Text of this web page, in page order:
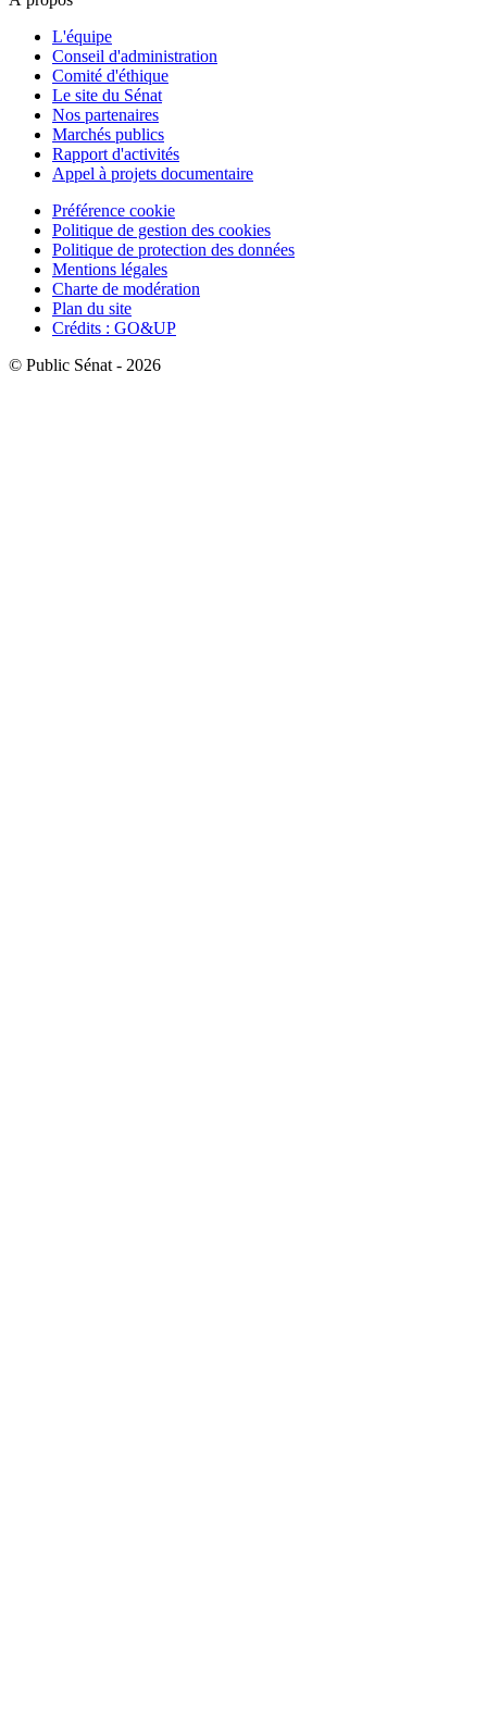
L'équipe
Conseil d'administration
Comité d'éthique
Le site du Sénat
Nos partenaires
Marchés publics
Rapport d'activités
Appel à projets documentaire
Préférence cookie
Politique de gestion des cookies
Politique de protection des données
Mentions légales
Charte de modération
Plan du site
Crédits : GO&UP
© Public Sénat - 2026